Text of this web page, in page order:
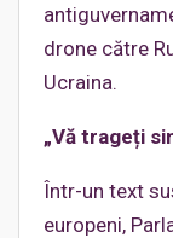
drone către
Ucraina.
„Vă trageți
Într-un text
europeni,